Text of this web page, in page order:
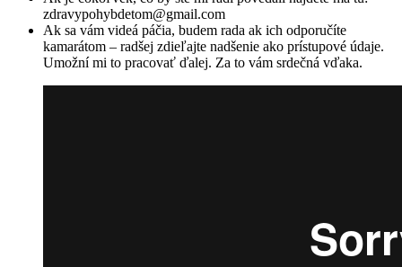
zdravypohybdetom@gmail.com
Ak sa vám videá páčia, budem rada ak ich odporučíte
kamarátom – radšej zdieľajte nadšenie ako prístupové údaje.
Umožní mi to pracovať ďalej. Za to vám srdečná vďaka.